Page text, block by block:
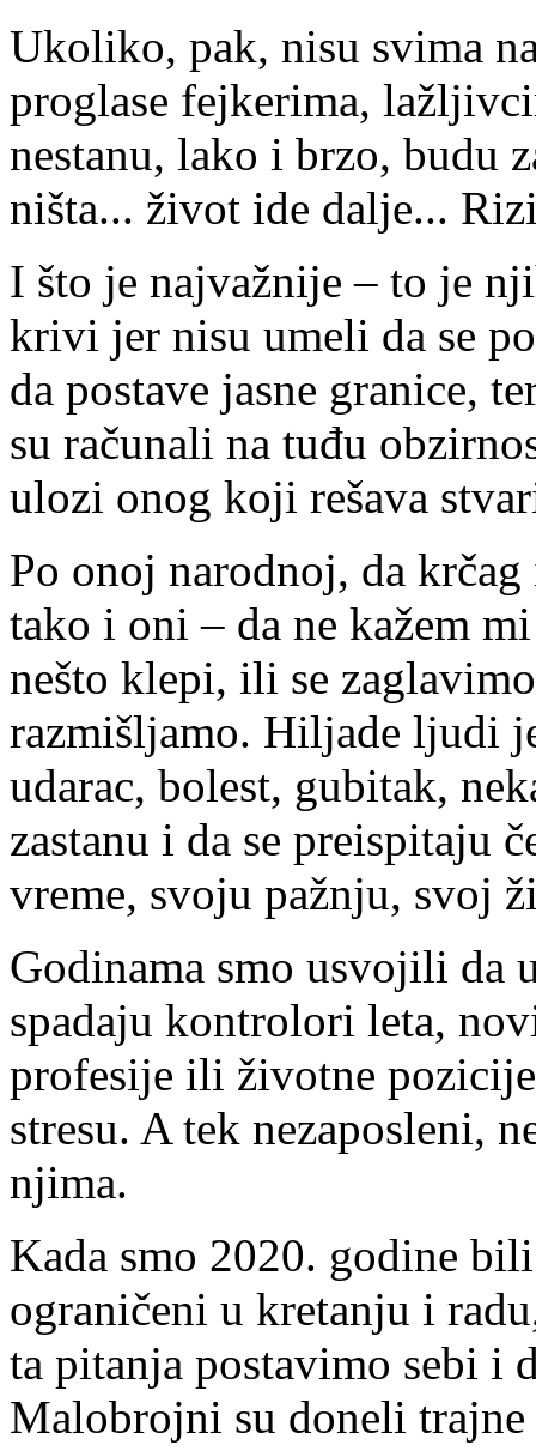
Ukoliko, pak, nisu svima
proglase fejkerima,
nestanu, lako i brzo, budu
ništa... život ide dalje...
I što je najvažnije – to je
krivi jer nisu umeli da se
da postave jasne granice,
su računali na tuđu
ulozi onog koji rešava
Po onoj narodnoj, da
tako i oni – da ne kažem
nešto klepi, ili se
razmišljamo. Hiljade ljudi
udarac, bolest, gubitak,
zastanu i da se preispitaju
vreme, svoju pažnju, svoj
Godinama smo usvojili da
spadaju kontrolori leta,
profesije ili životne
stresu. A tek nezaposleni,
njima.
Kada smo 2020. godine
ograničeni u kretanju i
ta pitanja postavimo sebi i
Malobrojni su doneli trajne